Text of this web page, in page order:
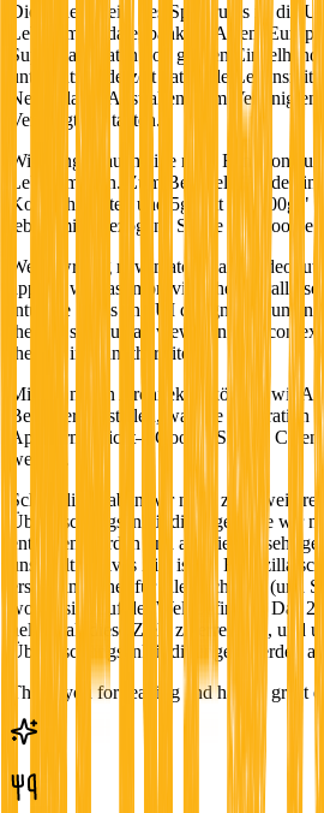
Die andere Seite des Spektrums ist die
Lebensmitteldatenbanken (Asien,
Supermarktdaten von großen
unterstützen derzeit nationale
Neuseeland, Australien, dem Vereinigten
Vereinigten Staaten.
Wir bringen auch eine neue Funktion zur
Lebensmitteln. Zum Beispiel: "Finde
Kohlenhydraten und 5g Fett pro 100g."
lebensmittelbezogene Suche mit
We're writing new material and video
apps as well as improving the overall
intuitive flows and UI design.
the app so you can view things in
the app into another site.
Mit der neuen Architektur können wir
Benutzer ausstellen, was die Integration
Apps ermöglicht—Google Sheets,
weitere.
Schließlich haben wir noch zwei weitere
Überraschungsankündigungen, die wir
enthüllen werden und auf die wir sehr
unser ultimatives Ziel ist es, Foodzilla
erschwinglicher für alle Fachleute (und
wo sie sich auf der Welt befinden. Das
helfen, all diese Ziele zu erreichen, und
Überraschungsankündigungen werden
Thank you for reading and have a great